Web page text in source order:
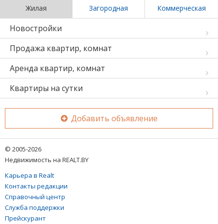
Жилая Загородная Коммерческая
Новостройки
Продажа квартир, комнат
Аренда квартир, комнат
Квартиры на сутки
Добавить объявление
© 2005-2026
Недвижимость на REALT.BY
Карьера в Realt
Контакты редакции
Справочный центр
Служба поддержки
Прейскурант